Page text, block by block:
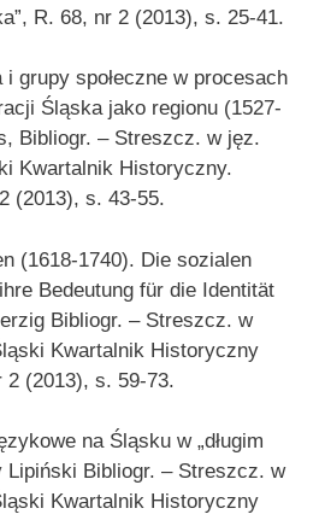
R. 68, nr 2 (2013), s. 25-41.
i grupy społeczne w procesach
Śląska jako regionu (1527-
Bibliogr. – Streszcz. w jęz.
Kwartalnik Historyczny.
(2013), s. 43-55.
(1618-1740). Die sozialen
Bedeutung für die Identität
Bibliogr. – Streszcz. w
Kwartalnik Historyczny
2 (2013), s. 59-73.
na Śląsku w „długim
Lipiński Bibliogr. – Streszcz. w
Kwartalnik Historyczny